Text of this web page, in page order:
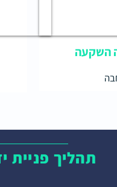
השקעה
תהליך פניית